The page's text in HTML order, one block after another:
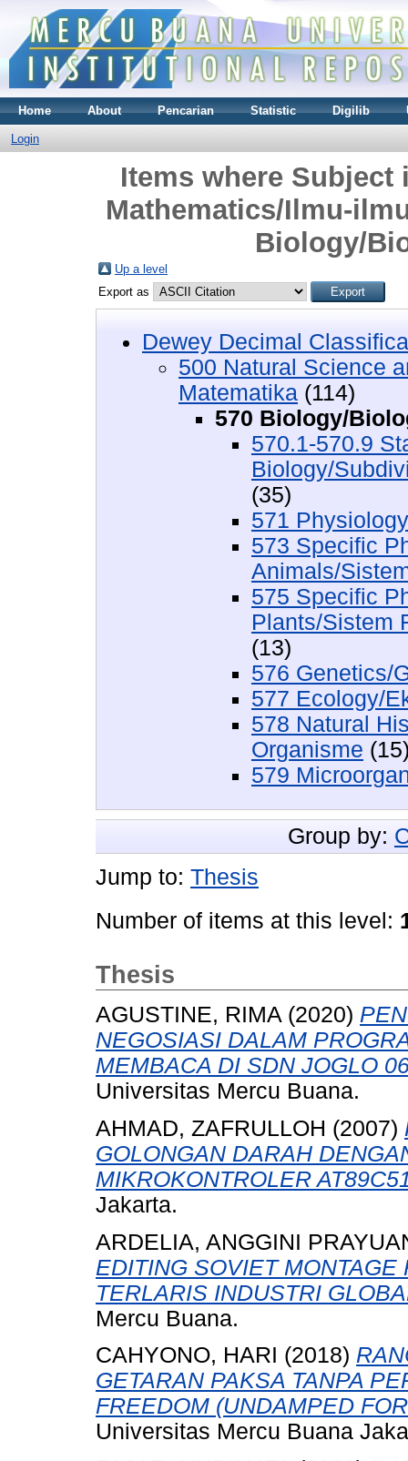
Home About Pencarian Statistic Digilib
Login
Items where Subject
Mathematics/Ilmu-
Biology/
Up a level
Export as
Dewey Decimal
500 Natural Science
Matematika (114)
570 Biology/
570.1-570.9
Biology/
(35)
571
573 Specific
Animals/
575 Specific
Plants/Sistem
(13)
576 Genetics/
577 Ecology/
578 Natural
Organisme
579
Group by:
Jump to: Thesis
Number of items at this level:
Thesis
AGUSTINE, RIMA (2020)
NEGOSIASI DALAM
MEMBACA DI SDN JOGLO
Universitas Mercu Buana.
AHMAD, ZAFRULLOH (2007)
GOLONGAN DARAH
MIKROKONTROLER
Jakarta.
ARDELIA, ANGGINI
EDITING SOVIET
TERLARIS INDUSTRI
Mercu Buana.
CAHYONO, HARI (2018)
GETARAN PAKSA TANPA
FREEDOM (UNDAMPED
Universitas Mercu Buana